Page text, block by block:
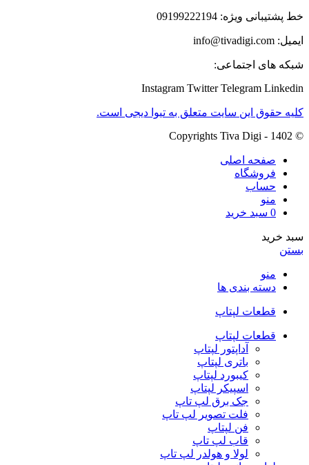
خط پشتیبانی ویژه: 09199222194
ایمیل: info@tivadigi.com
شبکه های اجتماعی:
Instagram Twitter Telegram Linkedin
کلیه حقوق این سایت متعلق به تیوا دیجی است.
© Copyrights Tiva Digi - 1402
صفحه اصلی
فروشگاه
حساب
منو
0 سبد خرید
سبد خرید
بستن
منو
دسته بندی ها
قطعات لپتاپ
قطعات لپتاپ
آداپتور لپتاپ
باتری لپتاپ
کیبورد لپتاپ
اسپیکر لپتاپ
جک برق لپ تاپ
فلت تصویر لپ تاپ
فن لپتاپ
قاب لپ تاپ
لولا و هولدر لپ تاپ